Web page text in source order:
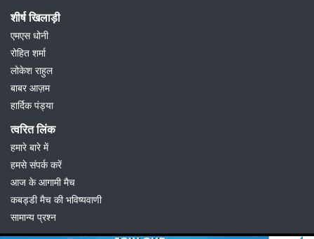
शीर्ष खिलाड़ी
एमएस धोनी
रोहित शर्मा
लोकेश राहुल
बाबर आज़म
हार्दिक पंड्या
त्वरित लिंक
हमारे बारे में
हमसे संपर्क करें
आज के आगामी मैच
कबड्डी मैच की भविष्यवाणी
सामान्य प्रश्न